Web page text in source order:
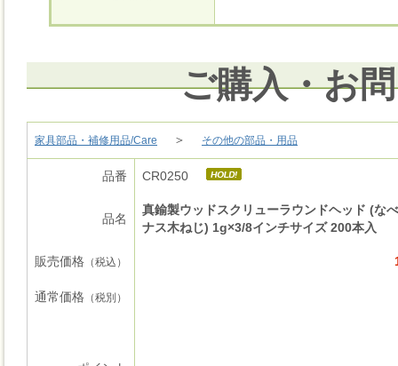
ご購入・お
家具部品・補修用品/Care ＞ その他の部品・用品
品番 CR0250
品名
真鍮製ウッドスクリューラウンドヘッド (な
ナス木ねじ) 1g×3/8インチサイズ 200本入
販売価格 （税込）
通常価格 （税別）